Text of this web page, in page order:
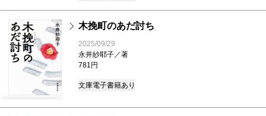
木挽町のあだ討ち
2025/09/29
永井紗耶子／著
781円
文庫電子書籍あり